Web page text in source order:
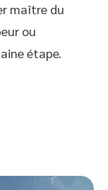
maître du
ou
étape.